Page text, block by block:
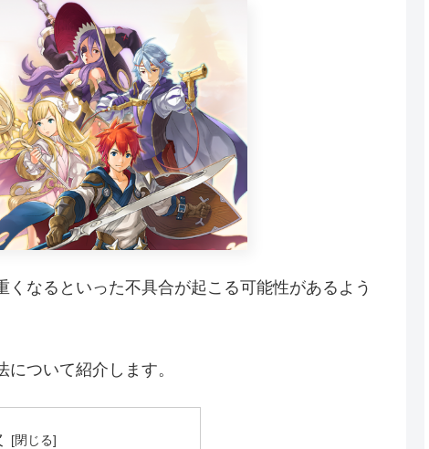
なるといった不具合が起こる可能性があるよう
ついて紹介します。